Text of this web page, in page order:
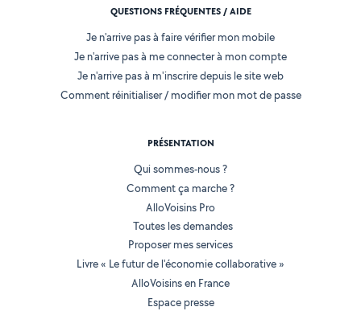
QUESTIONS FRÉQUENTES / AIDE
Je n'arrive pas à faire vérifier mon mobile
Je n'arrive pas à me connecter à mon compte
Je n'arrive pas à m'inscrire depuis le site web
Comment réinitialiser / modifier mon mot de passe
PRÉSENTATION
Qui sommes-nous ?
Comment ça marche ?
AlloVoisins Pro
Toutes les demandes
Proposer mes services
Livre « Le futur de l'économie collaborative »
AlloVoisins en France
Espace presse